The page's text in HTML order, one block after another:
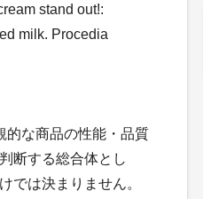
stand out!:
milk. Procedia
的な商品の性能・品質
断する総合体とし
では決まりません。